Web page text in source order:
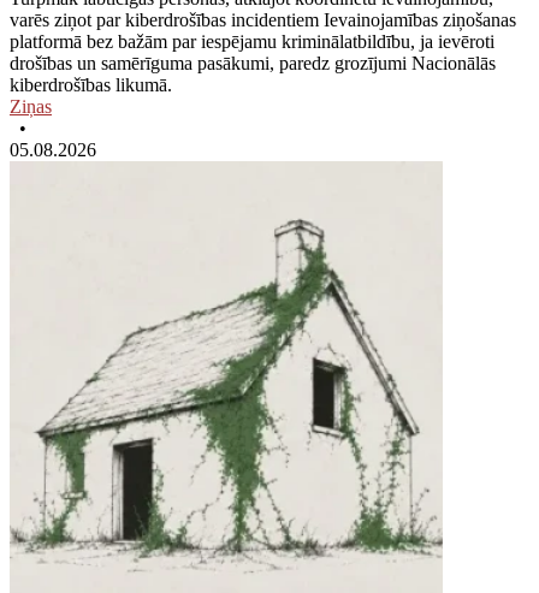
varēs ziņot par kiberdrošības incidentiem Ievainojamības ziņošanas
platformā bez bažām par iespējamu kriminālatbildību, ja ievēroti
drošības un samērīguma pasākumi, paredz grozījumi Nacionālās
kiberdrošības likumā.
Ziņas
•
05.08.2026